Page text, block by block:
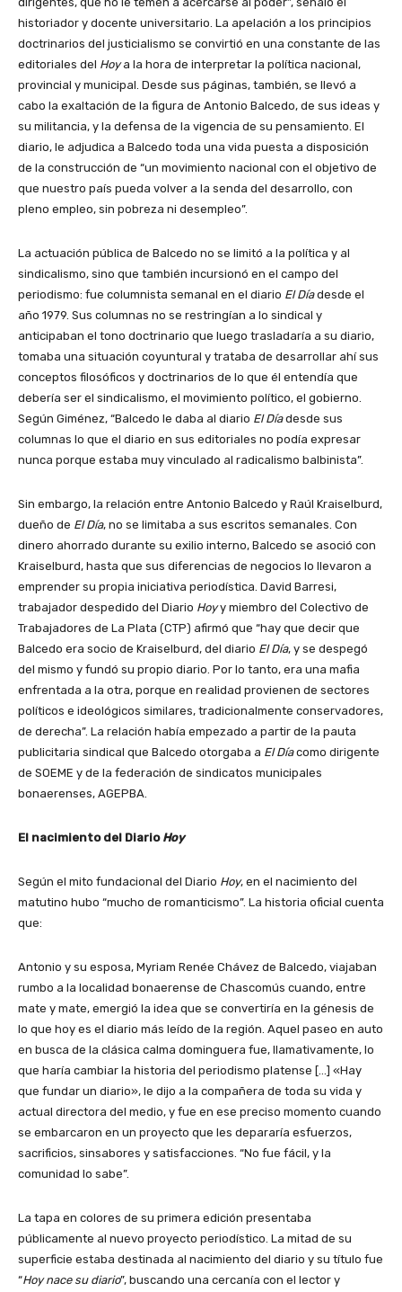
historiador y docente universitario. La apelación a los principios
doctrinarios del justicialismo se convirtió en una constante de las
editoriales del Hoya la hora de interpretar la política nacional,
provincial y municipal. Desde sus páginas, también, se llevó a
cabo la exaltación de la figura de Antonio Balcedo, de sus ideas y
su militancia, y la defensa de la vigencia de su pensamiento. El
diario, le adjudica a Balcedo toda una vida puesta a disposición
de la construcción de “un movimiento nacional con el objetivo de
que nuestro país pueda volver a la senda del desarrollo, con
pleno empleo, sin pobreza ni desempleo”.
La actuación pública de Balcedo no se limitó a la política y al
sindicalismo, sino que también incursionó en el campo del
periodismo: fue columnista semanal en el diario El Díadesde el
año 1979. Sus columnas no se restringían a lo sindical y
anticipaban el tono doctrinario que luego trasladaría a su diario,
tomaba una situación coyuntural y trataba de desarrollar ahí sus
conceptos filosóficos y doctrinarios de lo que él entendía que
debería ser el sindicalismo, el movimiento político, el gobierno.
Según Giménez, “Balcedo le daba al diario El Díadesde sus
columnas lo que el diario en sus editoriales no podía expresar
nunca porque estaba muy vinculado al radicalismo balbinista”.
Sin embargo, la relación entre Antonio Balcedo y Raúl Kraiselburd,
dueño de El Día, no se limitaba a sus escritos semanales. Con
dinero ahorrado durante su exilio interno, Balcedo se asoció con
Kraiselburd, hasta que sus diferencias de negocios lo llevaron a
emprender su propia iniciativa periodística. David Barresi,
trabajador despedido del Diario Hoyy miembro del Colectivo de
Trabajadores de La Plata (CTP) afirmó que “hay que decir que
Balcedo era socio de Kraiselburd, del diario El Día, y se despegó
del mismo y fundó su propio diario. Por lo tanto, era una mafia
enfrentada a la otra, porque en realidad provienen de sectores
políticos e ideológicos similares, tradicionalmente conservadores,
de derecha”. La relación había empezado a partir de la pauta
publicitaria sindical que Balcedo otorgaba a El Díacomo dirigente
de SOEME y de la federación de sindicatos municipales
bonaerenses, AGEPBA.
El nacimiento del Diario Hoy
Según el mito fundacional del Diario Hoy, en el nacimiento del
matutino hubo “mucho de romanticismo”. La historia oficial cuenta
que:
Antonio y su esposa, Myriam Renée Chávez de Balcedo, viajaban
rumbo a la localidad bonaerense de Chascomús cuando, entre
mate y mate, emergió la idea que se convertiría en la génesis de
lo que hoy es el diario más leído de la región. Aquel paseo en auto
en busca de la clásica calma dominguera fue, llamativamente, lo
que haría cambiar la historia del periodismo platense […] «Hay
que fundar un diario», le dijo a la compañera de toda su vida y
actual directora del medio, y fue en ese preciso momento cuando
se embarcaron en un proyecto que les depararía esfuerzos,
sacrificios, sinsabores y satisfacciones. “No fue fácil, y la
comunidad lo sabe”.
La tapa en colores de su primera edición presentaba
públicamente al nuevo proyecto periodístico. La mitad de su
superficie estaba destinada al nacimiento del diario y su título fue
“Hoy nace su diario”, buscando una cercanía con el lector y